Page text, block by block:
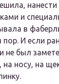
и
в
пор. И если
не был
носу, на